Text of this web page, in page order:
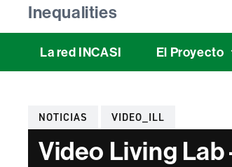
Inequalities
La red INCASI El Proyecto
Categorías
NOTICIAS VIDEO_ILL
Video Living